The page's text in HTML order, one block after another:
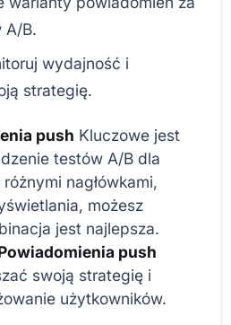
A/B.
wydajność i
strategię.
push Kluczowe jest
testów A/B dla
nagłówkami,
możesz
jest najlepsza.
push
swoją strategię i
użytkowników.